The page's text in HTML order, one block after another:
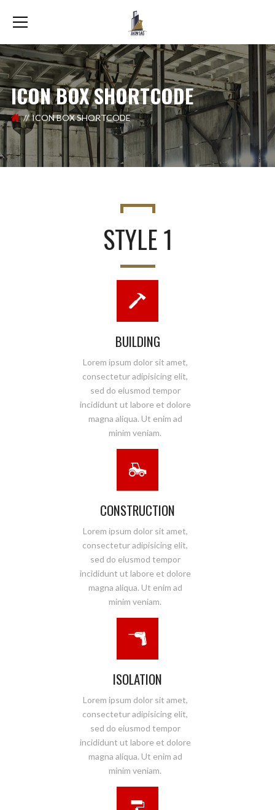
ICON BOX SHORTCODE
ICON BOX SHORTCODE
STYLE 1
BUILDING
Lorem ipsum dolor sit amet,
consectetur adipisicing elit,
sed do eiusmod tempor
incididunt ut labore et dolore
magna aliqua. Ut enim ad
minim veniam.
CONSTRUCTION
Lorem ipsum dolor sit amet,
consectetur adipisicing elit,
sed do eiusmod tempor
incididunt ut labore et dolore
magna aliqua. Ut enim ad
minim veniam.
ISOLATION
Lorem ipsum dolor sit amet,
consectetur adipisicing elit,
sed do eiusmod tempor
incididunt ut labore et dolore
magna aliqua. Ut enim ad
minim veniam.